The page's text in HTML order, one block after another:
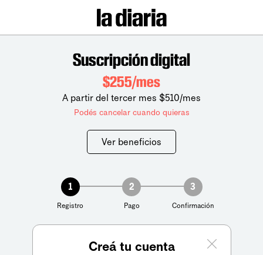
Suscripción digital
$255/mes
A partir del tercer mes $510/mes
Podés cancelar cuando quieras
Ver beneficios
1
Registro
2
Pago
3
Confirmación
Creá tu cuenta